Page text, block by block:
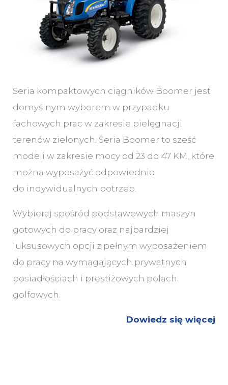
Seria kompaktowych ciągników Boomer jest
domyślnym wyborem w przypadku
fachowych prac w zakresie pielęgnacji
terenów zielonych. Seria Boomer to sześć
modeli w zakresie mocy od 23 do 47 KM, które
można wyposażyć odpowiednio
do indywidualnych potrzeb.
Wybieraj spośród podstawowych maszyn
gotowych do pracy oraz najbardziej
luksusowych opcji z pełnym wyposażeniem
do pracy na wymagających prywatnych
posiadłościach i prestiżowych polach
golfowych.
Dowiedz się więcej